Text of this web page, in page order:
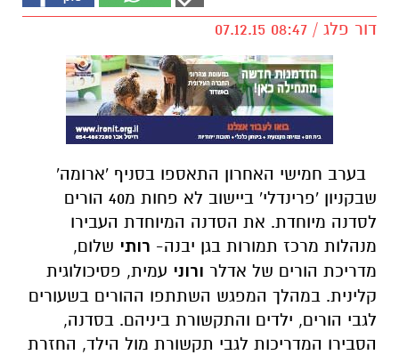
דור פלג / 08:47 07.12.15
בערב חמישי האחרון התאספו בסניף 'ארומה'
שבקניון 'פרינדלי' ביישוב לא פחות מ40 הורים
לסדנה מיוחדת. את הסדנה המיוחדת העבירו
מנהלות מרכז תמורות בגן יבנה- רותי שלום,
מדריכת הורים של אדלר ורוני עמית, פסיכולוגית
קלינית. במהלך המפגש השתתפו ההורים בשעורים
לגבי הורים, ילדים והתקשורת ביניהם. בסדנה,
הסבירו המדריכות לגבי תקשורת מול הילד, החזרת